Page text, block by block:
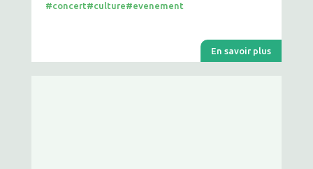
#concert#culture#evenement
En savoir plus